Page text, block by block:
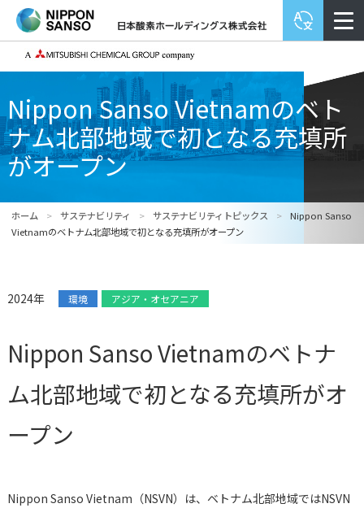
Nippon Sanso Vietnamのベト
ナム北部地域で初となる充填所
がオープン
ホーム > サステナビリティ > サステナビリティトピックス >
Nippon Sanso
Vietnamのベトナム北部地域で初となる充填所がオープン
2024年 環境 アジア・オセアニア
Nippon Sanso Vietnamのベトナ
ム北部地域で初となる充填所がオ
ープン
Nippon Sanso Vietnam（NSVN）は、ベトナム北部地域ではNSVN